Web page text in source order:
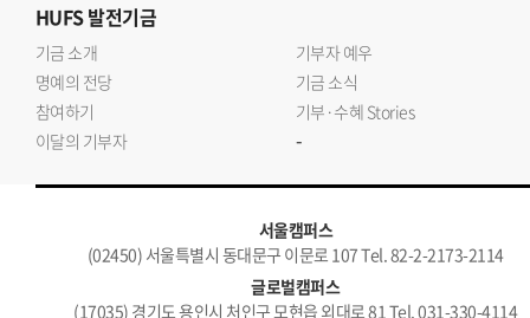
HUFS발전기금
기금 소개
기부자 예우
명예의 전당
기금 소식
참여하기
기부·수혜 Stories
이달의 기부자
-
서울캠퍼스
(02450) 서울특별시 동대문구 이문로 107 Tel. 82-2-2173-2114
글로벌캠퍼스
(17035) 경기도 용인시 처인구 모현읍 외대로 81 Tel. 031-330-4114